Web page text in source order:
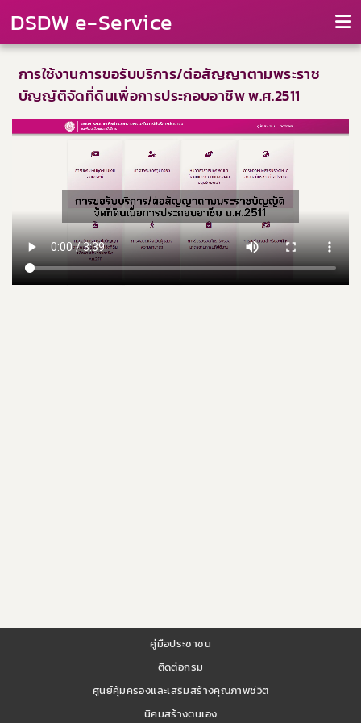
DSDW e-Service
การใช้งานการขอรับบริการ/ต่อสัญญาตามพระราช
บัญญัติจัดที่ดินเพื่อการประกอบอาชีพ พ.ศ.2511
คู่มือประชาชน
ติดต่อกรม
ศูนย์คุ้มครองและเสริมสร้างคุณภาพชีวิต
นิคมสร้างตนเอง